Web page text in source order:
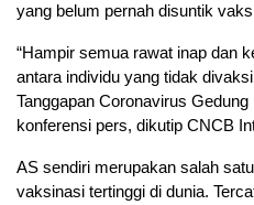
yang belum pernah disuntik
“Hampir semua rawat inap dan
antara individu yang tidak
Tanggapan Coronavirus
konferensi pers, dikutip CNCB
AS sendiri merupakan salah
vaksinasi tertinggi di dunia.